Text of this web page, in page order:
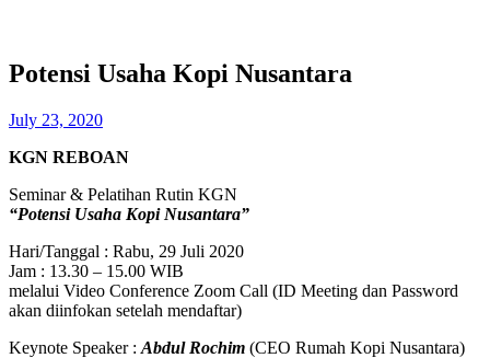
Potensi Usaha Kopi Nusantara
July 23, 2020
KGN REBOAN
Seminar & Pelatihan Rutin KGN
“Potensi Usaha Kopi Nusantara”
Hari/Tanggal : Rabu, 29 Juli 2020
Jam : 13.30 – 15.00 WIB
melalui Video Conference Zoom Call (ID Meeting dan Password
akan diinfokan setelah mendaftar)
Keynote Speaker : Abdul Rochim (CEO Rumah Kopi Nusantara)